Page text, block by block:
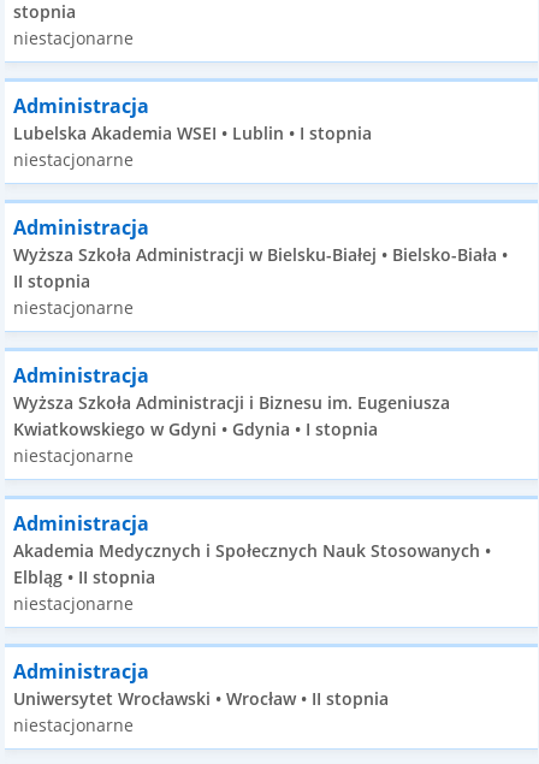
stopnia
niestacjonarne
Administracja
Lubelska Akademia WSEI • Lublin • I stopnia
niestacjonarne
Administracja
Wyższa Szkoła Administracji w Bielsku-Białej • Bielsko-Biała •
II stopnia
niestacjonarne
Administracja
Wyższa Szkoła Administracji i Biznesu im. Eugeniusza
Kwiatkowskiego w Gdyni • Gdynia • I stopnia
niestacjonarne
Administracja
Akademia Medycznych i Społecznych Nauk Stosowanych •
Elbląg • II stopnia
niestacjonarne
Administracja
Uniwersytet Wrocławski • Wrocław • II stopnia
niestacjonarne